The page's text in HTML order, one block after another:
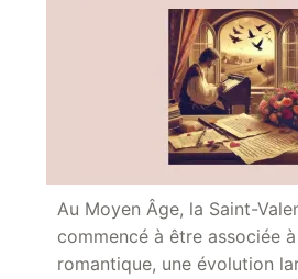
Au Moyen Âge, la Saint-
commencé à être associée à
romantique, une évolution